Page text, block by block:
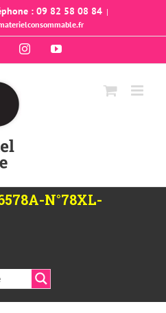
: 09 82 58 08 84 |
FacebookInstagramYouTube
N°78XL-